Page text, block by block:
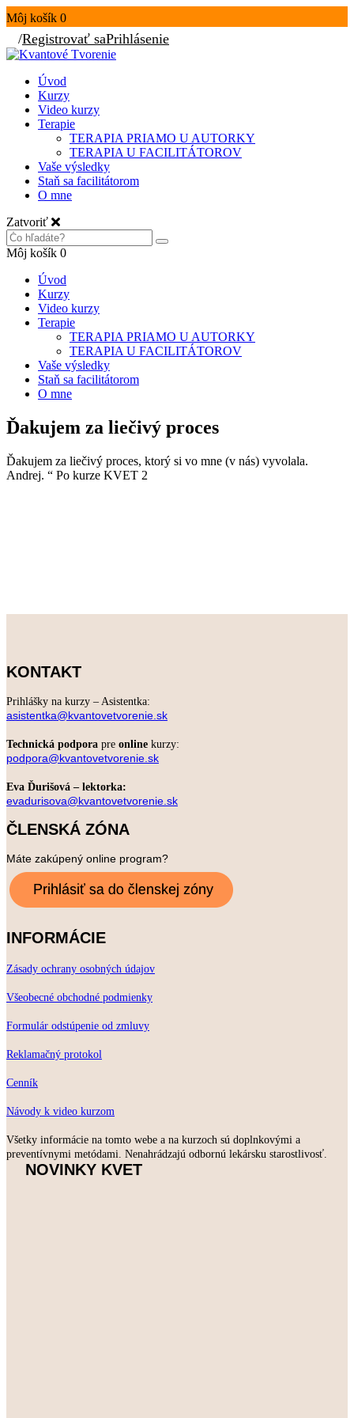
Môj košík 0
/Registrovať saPrihlásenie
Úvod
Kurzy
Video kurzy
Terapie
TERAPIA PRIAMO U AUTORKY
TERAPIA U FACILITÁTOROV
Vaše výsledky
Staň sa facilitátorom
O mne
Zatvoriť
Môj košík 0
Úvod
Kurzy
Video kurzy
Terapie
TERAPIA PRIAMO U AUTORKY
TERAPIA U FACILITÁTOROV
Vaše výsledky
Staň sa facilitátorom
O mne
Ďakujem za liečivý proces
Ďakujem za liečivý proces, ktorý si vo mne (v nás) vyvolala.
Andrej. “ Po kurze KVET 2
KONTAKT
Prihlášky na kurzy – Asistentka:
asistentka@kvantovetvorenie.sk
Technická podpora pre online kurzy:
podpora@kvantovetvorenie.sk
Eva Ďurišová – lektorka:
evadurisova@kvantovetvorenie.sk
ČLENSKÁ ZÓNA
Máte zakúpený online program?
INFORMÁCIE
Zásady ochrany osobných údajov
Všeobecné obchodné podmienky
Formulár odstúpenie od zmluvy
Reklamačný protokol
Cenník
Návody k video kurzom
Všetky informácie na tomto webe a na kurzoch sú doplnkovými a
preventívnymi metódami. Nenahrádzajú odbornú lekársku starostlivosť.
NOVINKY KVET